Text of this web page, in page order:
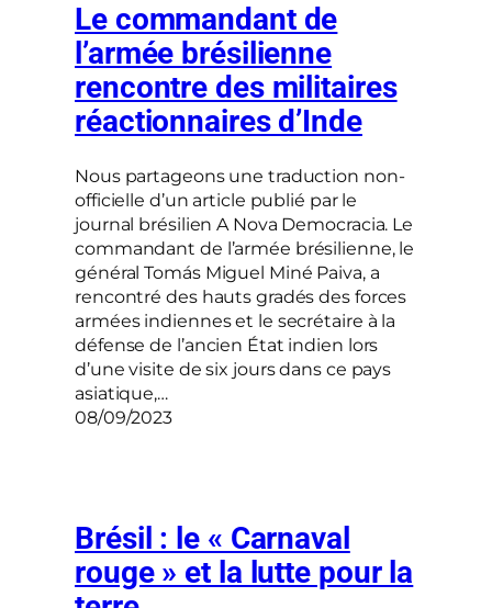
Le commandant de
l’armée brésilienne
rencontre des militaires
réactionnaires d’Inde
Nous partageons une traduction non-
officielle d’un article publié par le
journal brésilien A Nova Democracia. Le
commandant de l’armée brésilienne, le
général Tomás Miguel Miné Paiva, a
rencontré des hauts gradés des forces
armées indiennes et le secrétaire à la
défense de l’ancien État indien lors
d’une visite de six jours dans ce pays
asiatique,…
08/09/2023
Brésil : le « Carnaval
rouge » et la lutte pour la